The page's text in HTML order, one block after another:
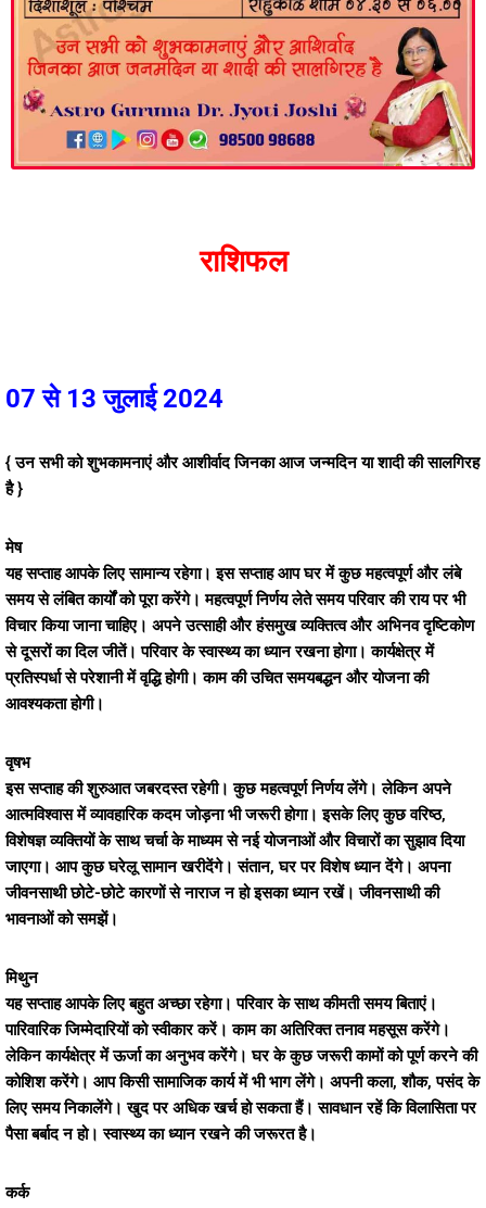
राशिफल
07 से 13 जुलाई 2024
{ उन सभी को शुभकामनाएं और आशीर्वाद जिनका आज जन्मदिन या शादी की सालगिरह
है }
मेष
यह सप्ताह आपके लिए सामान्य रहेगा। इस सप्ताह आप घर में कुछ महत्वपूर्ण और लंबे
समय से लंबित कार्यों को पूरा करेंगे। महत्वपूर्ण निर्णय लेते समय परिवार की राय पर भी
विचार किया जाना चाहिए। अपने उत्साही और हंसमुख व्यक्तित्व और अभिनव दृष्टिकोण
से दूसरों का दिल जीतें। परिवार के स्वास्थ्य का ध्यान रखना होगा। कार्यक्षेत्र में
प्रतिस्पर्धा से परेशानी में वृद्धि होगी। काम की उचित समयबद्धन और योजना की
आवश्यकता होगी।
वृषभ
इस सप्ताह की शुरुआत जबरदस्त रहेगी। कुछ महत्वपूर्ण निर्णय लेंगे। लेकिन अपने
आत्मविश्वास में व्यावहारिक कदम जोड़ना भी जरूरी होगा। इसके लिए कुछ वरिष्ठ,
विशेषज्ञ व्यक्तियों के साथ चर्चा के माध्यम से नई योजनाओं और विचारों का सुझाव दिया
जाएगा। आप कुछ घरेलू सामान खरीदेंगे। संतान, घर पर विशेष ध्यान देंगे। अपना
जीवनसाथी छोटे-छोटे कारणों से नाराज न हो इसका ध्यान रखें। जीवनसाथी की
भावनाओं को समझें।
मिथुन
यह सप्ताह आपके लिए बहुत अच्छा रहेगा। परिवार के साथ कीमती समय बिताएं।
पारिवारिक जिम्मेदारियों को स्वीकार करें। काम का अतिरिक्त तनाव महसूस करेंगे।
लेकिन कार्यक्षेत्र में ऊर्जा का अनुभव करेंगे। घर के कुछ जरूरी कामों को पूर्ण करने की
कोशिश करेंगे। आप किसी सामाजिक कार्य में भी भाग लेंगे। अपनी कला, शौक, पसंद के
लिए समय निकालेंगे। खुद पर अधिक खर्च हो सकता हैं। सावधान रहें कि विलासिता पर
पैसा बर्बाद न हो। स्वास्थ्य का ध्यान रखने की जरूरत है।
कर्क